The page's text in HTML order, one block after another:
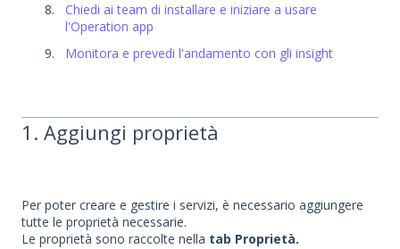
Chiedi ai team di installare e iniziare a usare
l'Operation app
Monitora e prevedi l'andamento con gli insight
1. Aggiungi proprietà
Per poter creare e gestire i servizi, è necessario aggiungere
tutte le proprietà necessarie.
Le proprietà sono raccolte nella tab Proprietà.